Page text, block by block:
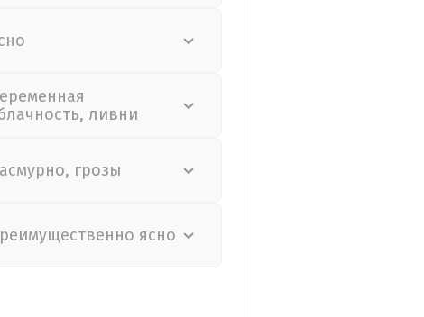
ливни
грозы
ясно